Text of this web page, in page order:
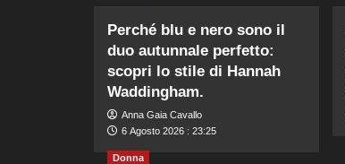
Perché blu e nero sono il
duo autunnale perfetto:
scopri lo stile di Hannah
Waddingham.
Anna Gaia Cavallo
6 Agosto 2026 : 23:25
Donna